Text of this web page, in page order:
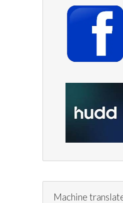
Machine